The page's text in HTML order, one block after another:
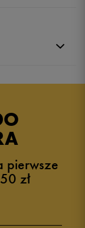
pierwsze
zł